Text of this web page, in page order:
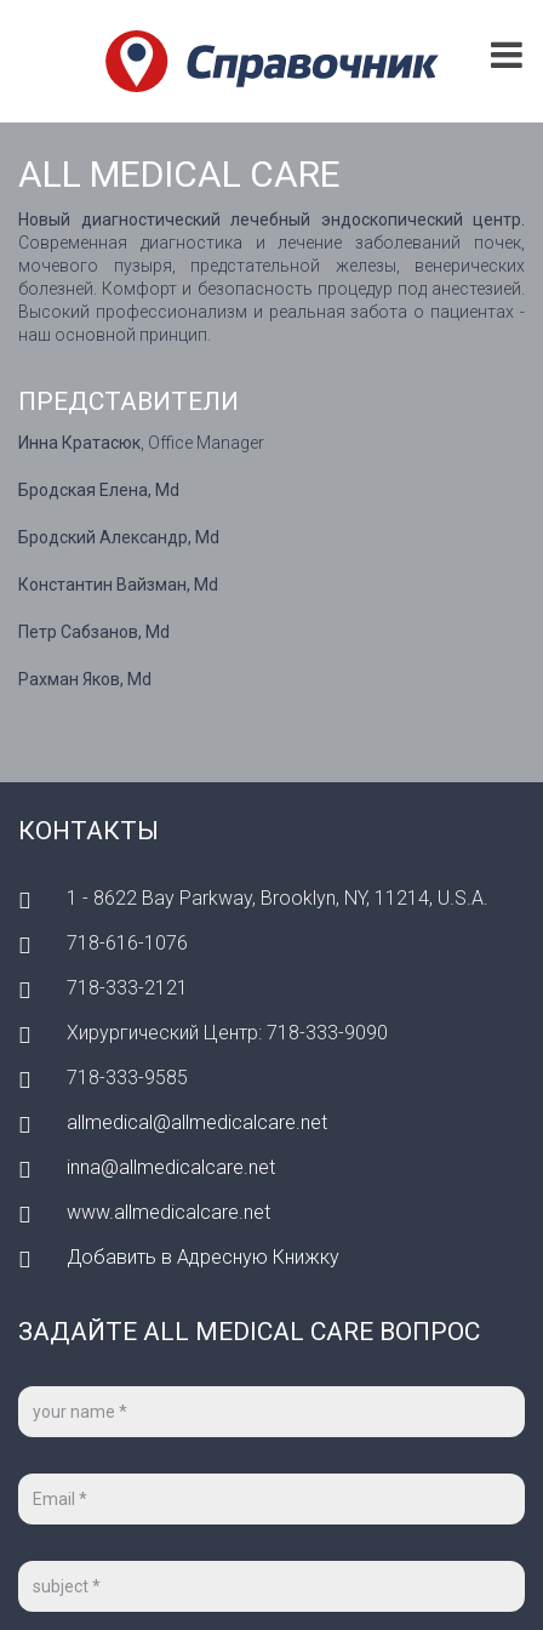
ALL MEDICAL CARE
Новый диагностический лечебный эндоскопический центр.
Современная диагностика и лечение заболеваний почек,
мочевого пузыря, предстательной железы, венерических
болезней. Комфорт и безопасность процедур под анестезией.
Высокий профессионализм и реальная забота о пациентах -
наш основной принцип.
ПРЕДСТАВИТЕЛИ
Инна Кратасюк , Office Manager
Бродская Елена, Md
Бродский Александр, Md
Константин Вайзман, Md
Петр Сабзанов, Md
Рахман Яков, Md
КОНТАКТЫ
1 - 8622 Bay Parkway, Brooklyn, NY, 11214, U.S.A.
718-616-1076
718-333-2121
Хирургический Центр: 718-333-9090
718-333-9585
allmedical@allmedicalcare.net
inna@allmedicalcare.net
www.allmedicalcare.net
Добавить в Адресную Книжку
ЗАДАЙТЕ ALL MEDICAL CARE ВОПРОС
Ваше
имя
Ваш
mail
Тема